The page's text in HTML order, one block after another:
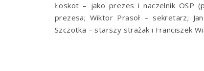
Łoskot – jako prezes i naczelnik OSP
prezesa; Wiktor Prasoł – sekretarz;
Szczotka – starszy strażak i Franciszek